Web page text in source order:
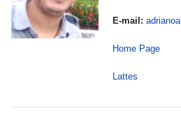
E-mail:
Home Page
Lattes